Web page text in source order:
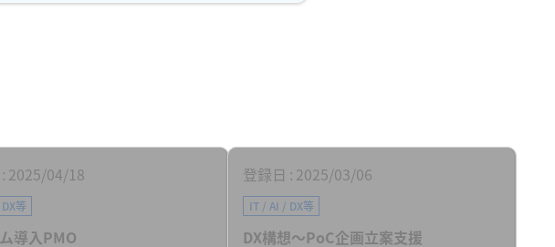
2025/04/18
等
導入PMO
登録日 2025/03/06
IT / AI / DX等
DX構想～PoC企画立案支援